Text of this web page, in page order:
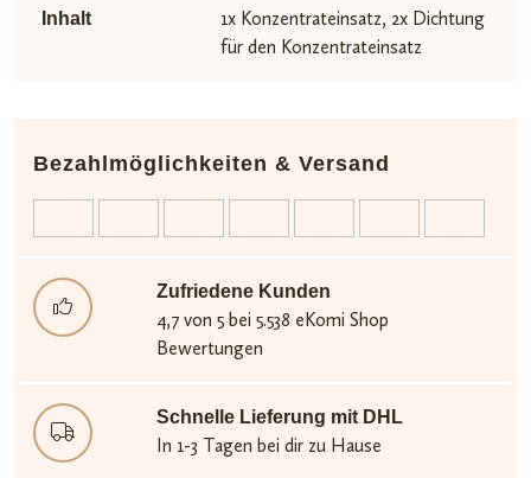
Inhalt
1x Konzentrateinsatz, 2x Dichtung
für den Konzentrateinsatz
Bezahlmöglichkeiten & Versand
Zufriedene Kunden
4,7 von 5 bei 5.538 eKomi Shop
Bewertungen
Schnelle Lieferung mit DHL
In 1-3 Tagen bei dir zu Hause